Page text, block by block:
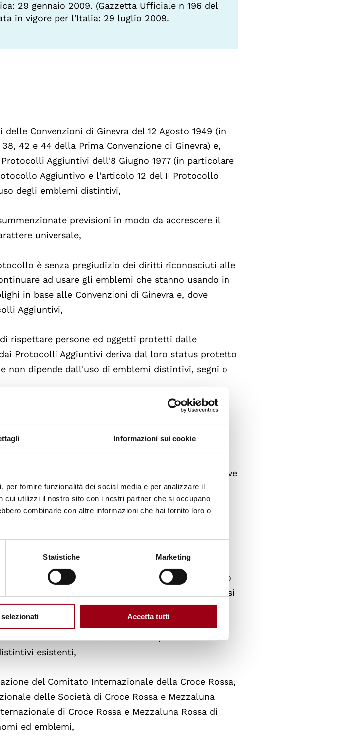
Informazioni sui cookie
fornire funzionalità dei social media e per analizzare il
cui utilizzi il nostro sito con i nostri partner che si occupano
combinarle con altre informazioni che hai fornito loro o
Statistiche Marketing
Accetta tutti
29 gennaio 2009. (Gazzetta Ufficiale n 196 del
in vigore per l'Italia: 29 luglio 2009.
Convenzioni di Ginevra del 12 Agosto 1949 (in
42 e 44 della Prima Convenzione di Ginevra) e,
Aggiuntivi dell'8 Giugno 1977 (in particolare
Aggiuntivo e l'articolo 12 del II Protocollo
degli emblemi distintivi,
previsioni in modo da accrescere il
universale,
è senza pregiudizio dei diritti riconosciuti alle
ad usare gli emblemi che stanno usando in
in base alle Convenzioni di Ginevra e, dove
Aggiuntivi,
rispettare persone ed oggetti protetti dalle
Protocolli Aggiuntivi deriva dal loro status protetto
non dipende dall'uso di emblemi distintivi, segni o
intende che gli emblemi distintivi abbiano alcun
razziale, regionale o politico,
riconosciuti dalla Convenzione di Ginevra e, dove
della Prima Convenzione di Ginevra fa distinzione
Nazionali che intraprendono attività sul
debbono assicurarsi che gli emblemi che intendono
possano essere usate nel paese dove l'attività si
di transito,
esistenti,
del Comitato Internazionale della Croce Rossa,
delle Società di Croce Rossa e Mezzaluna
di Croce Rossa e Mezzaluna Rossa di
ed emblemi,